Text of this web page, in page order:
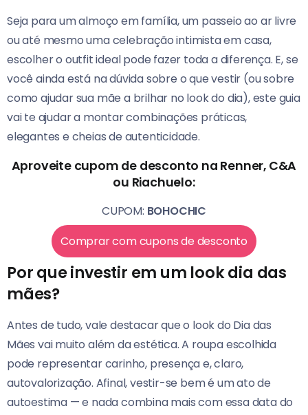
Seja para um almoço em família, um passeio ao ar livre
ou até mesmo uma celebração intimista em casa,
escolher o outfit ideal pode fazer toda a diferença. E, se
você ainda está na dúvida sobre o que vestir (ou sobre
como ajudar sua mãe a brilhar no look do dia), este guia
vai te ajudar a montar combinações práticas,
elegantes e cheias de autenticidade.
Aproveite cupom de desconto na Renner, C&A
ou Riachuelo:
CUPOM: BOHOCHIC
Comprar com cupons de desconto
Por que investir em um look dia das
mães?
Antes de tudo, vale destacar que o look do Dia das
Mães vai muito além da estética. A roupa escolhida
pode representar carinho, presença e, claro,
autovalorização. Afinal, vestir-se bem é um ato de
autoestima — e nada combina mais com essa data do